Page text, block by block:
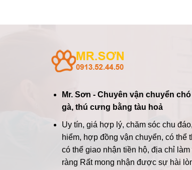
Mr. Sơn - Chuyên vận chuyển
gà, thú cưng bằng tàu hoả
Uy tín, giá hợp lý, chăm sóc chu
hiểm, hợp đồng vận chuyển, có thể
có thể giao nhận tiền hộ, địa chỉ làm
ràng Rất mong nhận được sự hài